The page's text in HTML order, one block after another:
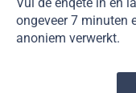
ongeveer 7 minuten
anoniem verwerkt.